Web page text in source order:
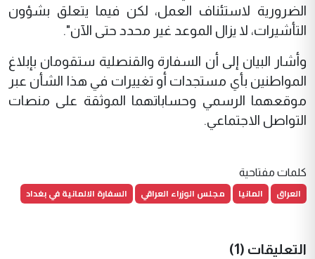
الضرورية لاستئناف العمل، لكن فيما يتعلق بشؤون
التأشيرات، لا يزال الموعد غير محدد حتى الآن".
وأشار البيان إلى أن السفارة والقنصلية ستقومان بإبلاغ
المواطنين بأي مستجدات أو تغييرات في هذا الشأن عبر
موقعهما الرسمي وحساباتهما الموثقة على منصات
التواصل الاجتماعي.
كلمات مفتاحية
العراق المانيا مجلس الوزراء العراقي السفارة الالمانية في بغداد
التعليقات (1)